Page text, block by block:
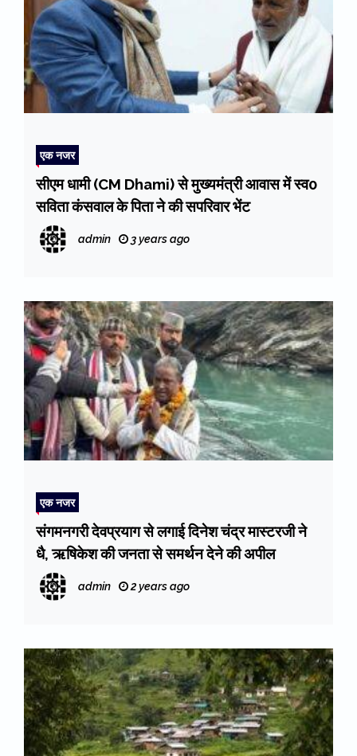
एक नजर
सीएम धामी (CM Dhami) से मुख्यमंत्री आवास में स्व0
सविता कंसवाल के पिता ने की सपरिवार भेंट
admin 3 years ago
एक नजर
संगमनगरी देवप्रयाग से लगाई दिनेश चंद्र मास्टरजी ने
धै, ऋषिकेश की जनता से समर्थन देने की अपील
admin 2 years ago